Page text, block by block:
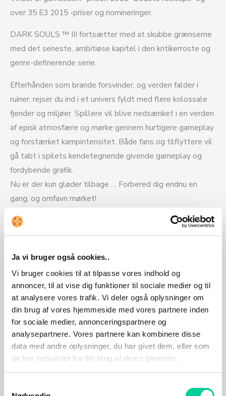
Ja vi bruger også cookies..
Vi bruger cookies til at tilpasse vores indhold og
annoncer, til at vise dig funktioner til sociale medier og til
at analysere vores trafik. Vi deler også oplysninger om
din brug af vores hjemmeside med vores partnere inden
for sociale medier, annonceringspartnere og
analysepartnere. Vores partnere kan kombinere disse
data med andre oplysninger, du har givet dem, eller som
de har indsamlet fra din brug af deres tjenester.
over 35 E3 2015 -priser og nomineringer.
DARK SOULS ™ III fortsætter med at skubbe grænserne
med det seneste, ambitiøse kapitel i den kritikerroste og
genre-definerende serie.
Efterhånden som brande forsvinder, og verden falder i
ruiner, rejser du ind i et univers fyldt med flere kolossale
fjender og miljøer. Spillere vil blive nedsænket i en verden
af ​​episk atmosfære og mørke gennem hurtigere gameplay
og forstærket kampintensitet. Både fans og tilflyttere vil
gå tabt i spilets kendetegnende givende gameplay og
fordybende grafik.
Nu er der kun gløder tilbage … Forbered dig endnu en
gang, og omfavn mørket!
Action/Adventure Action/Adventure
Sniper Elite III